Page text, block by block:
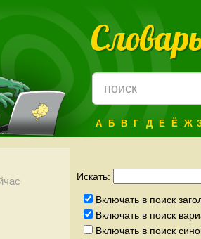
А Б В Г Д Е Ё Ж
Искать:
Включать в поиск
Включать в поиск
Включать в поиск